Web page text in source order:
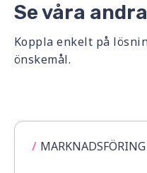
Se våra
Koppla enkelt på
önskemål.
/ MARKNADSFÖRING